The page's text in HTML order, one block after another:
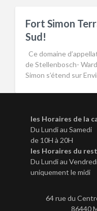
Fort Simon
Sud!
Ce domaine
de Stellenbosch-
Simon s’étend sur
les Horaires de la
Du Lundi au Samedi
de 10H à 20H
les Horaires du
Du Lundi au
uniquement le midi
64 rue du
86440